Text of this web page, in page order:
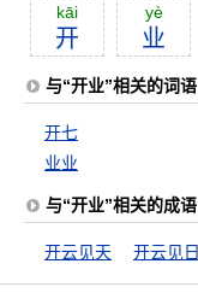
kāi
开
yè
业
与“开业”相关的词语
开七
业业
与“开业”相关的成语
开云见天 开云见日